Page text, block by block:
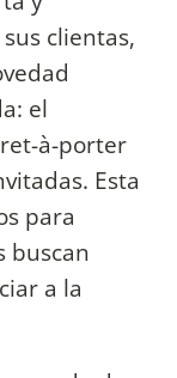
clientas,
el
à-porter
Esta
para
buscan
a la